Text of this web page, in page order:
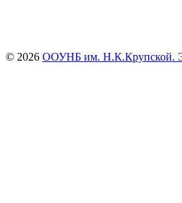
© 2026 ООУНБ им. Н.К.Крупской.